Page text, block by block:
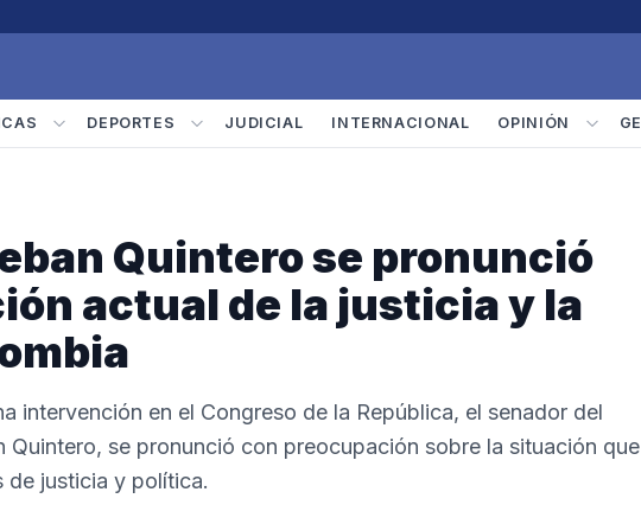
DEPORTES JUDICIAL INTERNACIONAL OPINIÓN
Quintero se pronunció
actual de la justicia y la
intervención en el Congreso de la República, el senador del
Quintero, se pronunció con preocupación sobre la situación que
de justicia y política.